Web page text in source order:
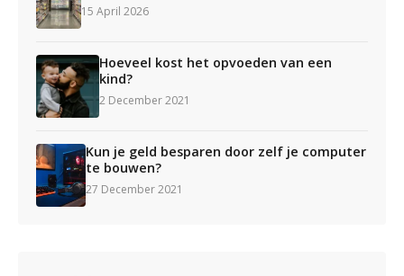
15 April 2026
Hoeveel kost het opvoeden van een
kind?
2 December 2021
Kun je geld besparen door zelf je computer
te bouwen?
27 December 2021